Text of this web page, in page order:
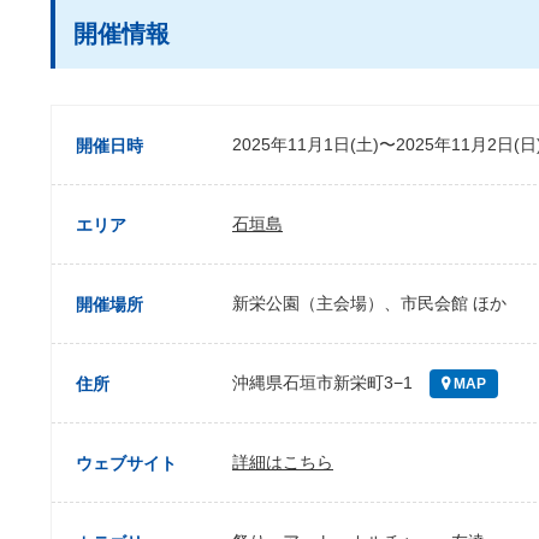
開催情報
開催日時 2025年11月1日(土)〜2025年11月2日(
エリア 石垣島
開催場所 新栄公園（主会場）、市民会館 ほか
住所 沖縄県石垣市新栄町3−1 MAP
ウェブサイト 詳細はこちら